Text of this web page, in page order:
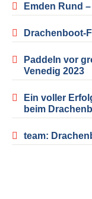
Emden Rund
Drachenboot-
Paddeln vor
Venedig 2023
Ein voller
beim
team: